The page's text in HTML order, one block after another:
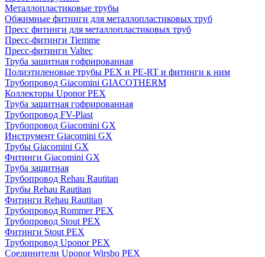
Металлопластиковые трубы
Обжимные фитинги для металлопластиковых труб
Пресс фитинги для металлопластиковых труб
Пресс-фитинги Tiemme
Пресс-фитинги Valtec
Труба защитная гофрированная
Полиэтиленовые трубы PEX и PE-RT и фитинги к ним
Трубопровод Giacomini GIACOTHERM
Коллекторы Uponor PEX
Труба защитная гофрированная
Трубопровод FV-Plast
Трубопровод Giacomini GX
Инструмент Giacomini GX
Трубы Giacomini GX
Фитинги Giacomini GX
Труба защитная
Трубопровод Rehau Rautitan
Трубы Rehau Rautitan
Фитинги Rehau Rautitan
Трубопровод Rommer PEX
Трубопровод Stout PEX
Фитинги Stout PEX
Трубопровод Uponor PEX
Соединители Uponor Wirsbo PEX